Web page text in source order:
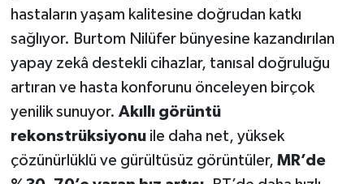
hastaların yaşam kalitesine doğrudan katkı
sağlıyor. Burtom Nilüfer bünyesine kazandırılan
yapay zekâ destekli cihazlar, tanısal doğruluğu
artıran ve hasta konforunu önceleyen birçok
yenilik sunuyor. Akıllı görüntü
rekonstrüksiyonuile daha net, yüksek
çözünürlüklü ve gürültüsüz görüntüler, MR’de